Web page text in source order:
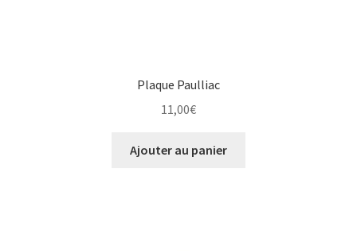
Plaque Paulliac
11,00€
Ajouter au panier